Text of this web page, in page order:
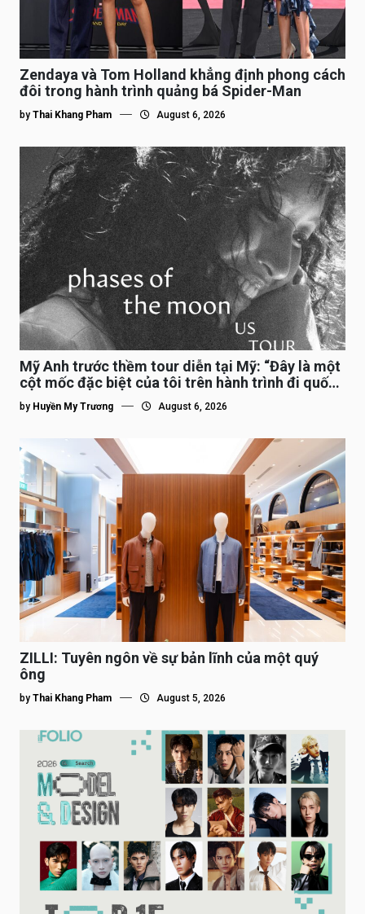
Zendaya và Tom Holland khẳng định phong cách
đôi trong hành trình quảng bá Spider-Man
by Thai Khang Pham August 6, 2026
Mỹ Anh trước thềm tour diễn tại Mỹ: “Đây là một
cột mốc đặc biệt của tôi trên hành trình đi quốc
tế”
by Huyền My Trương August 6, 2026
ZILLI: Tuyên ngôn về sự bản lĩnh của một quý
ông
by Thai Khang Pham August 5, 2026